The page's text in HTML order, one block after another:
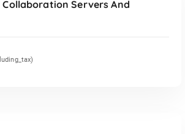
Collaboration Servers And